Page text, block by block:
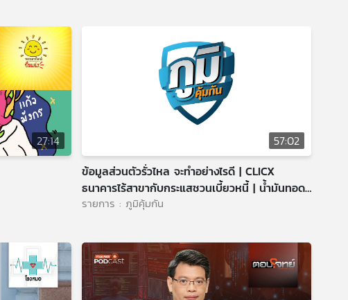
27:14
57:02
ข้อมูลส่วนตัวรั่วไหล จะทำอย่างไรดี | CLICX
ธนาคารไร้สาขากับกระแสชวนเบี้ยวหนี้ | น้ำมันทอด
ใช้ซ้ำ มีสาร PAH
รายการ : ภูมิคุ้มกัน